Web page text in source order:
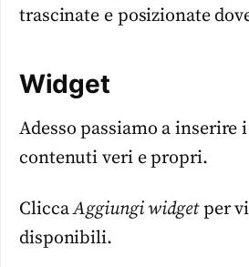
trascinate e posizionate
Widget
Adesso passiamo a inserire
contenuti veri e propri.
CliccaAggiungi widgetper
disponibili.